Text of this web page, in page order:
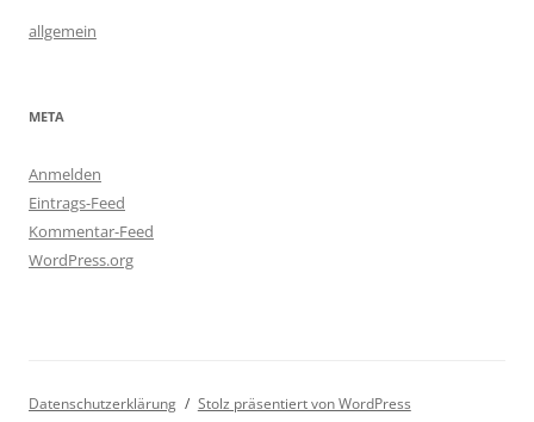
allgemein
META
Anmelden
Eintrags-Feed
Kommentar-Feed
WordPress.org
Datenschutzerklärung Stolz präsentiert von WordPress